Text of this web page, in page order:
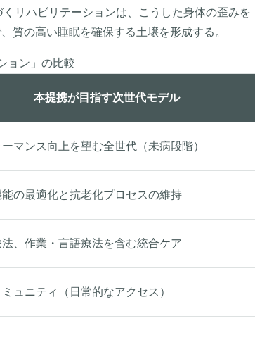
リハビリテーションは、こうした身体の歪みを
質の高い睡眠を確保する土壌を形成する。
ョン」の比較
本提携が目指す次世代モデル
マンス向上を望む全世代（未病段階）
の最適化と抗老化プロセスの維持
、作業・言語療法を含む統合ケア
ュニティ（日常的なアクセス）